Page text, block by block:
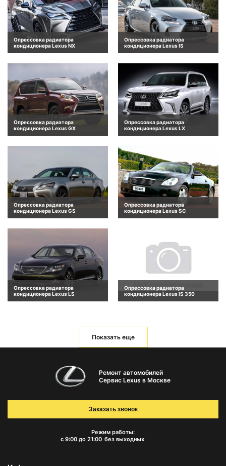
Опрессовка радиатора
кондиционера Lexus NX
Опрессовка радиатора
кондиционера Lexus IS
Опрессовка радиатора
кондиционера Lexus GX
Опрессовка радиатора
кондиционера Lexus LX
Опрессовка радиатора
кондиционера Lexus GS
Опрессовка радиатора
кондиционера Lexus SC
Опрессовка радиатора
кондиционера Lexus LS
Опрессовка радиатора
кондиционера Lexus IS 350
Показать еще
Ремонт автомобилей
Сервис Lexus в Москве
Режим работы:
с 9:00 до 21:00 без выходных
Заказать звонок